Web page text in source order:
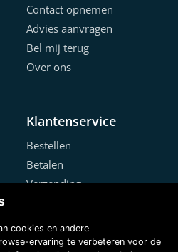
Contact opnemen
Advies aanvragen
Bel mij terug
Over ons
Klantenservice
Bestellen
Betalen
Verzending
Klachten
cookies en andere
ervaring te verbeteren voor de